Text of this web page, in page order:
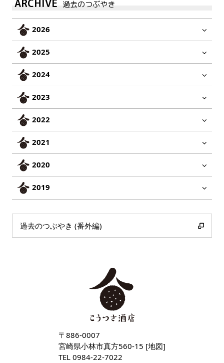
ARCHIVE 過去のつぶやき
2026
2025
2024
2023
2022
2021
2020
2019
過去のつぶやき (番外編)
〒886-0007
宮崎県小林市真方560-15 [地図]
TEL 0984-22-7022